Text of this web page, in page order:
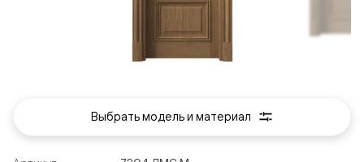
Выбрать модель и материал